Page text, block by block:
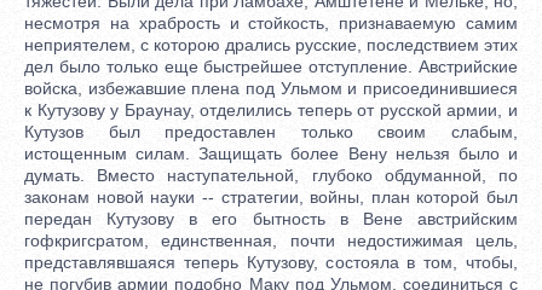
несмотря на храбрость и стойкость, признаваемую самим
неприятелем, с которою дрались русские, последствием этих
дел было только еще быстрейшее отступление. Австрийские
войска, избежавшие плена под Ульмом и присоединившиеся
к Кутузову у Браунау, отделились теперь от русской армии, и
Кутузов был предоставлен только своим слабым,
истощенным силам. Защищать более Вену нельзя было и
думать. Вместо наступательной, глубоко обдуманной, по
законам новой науки -- стратегии, войны, план которой был
передан Кутузову в его бытность в Вене австрийским
гофкригсратом, единственная, почти недостижимая цель,
представлявшаяся теперь Кутузову, состояла в том, чтобы,
не погубив армии подобно Маку под Ульмом, соединиться с